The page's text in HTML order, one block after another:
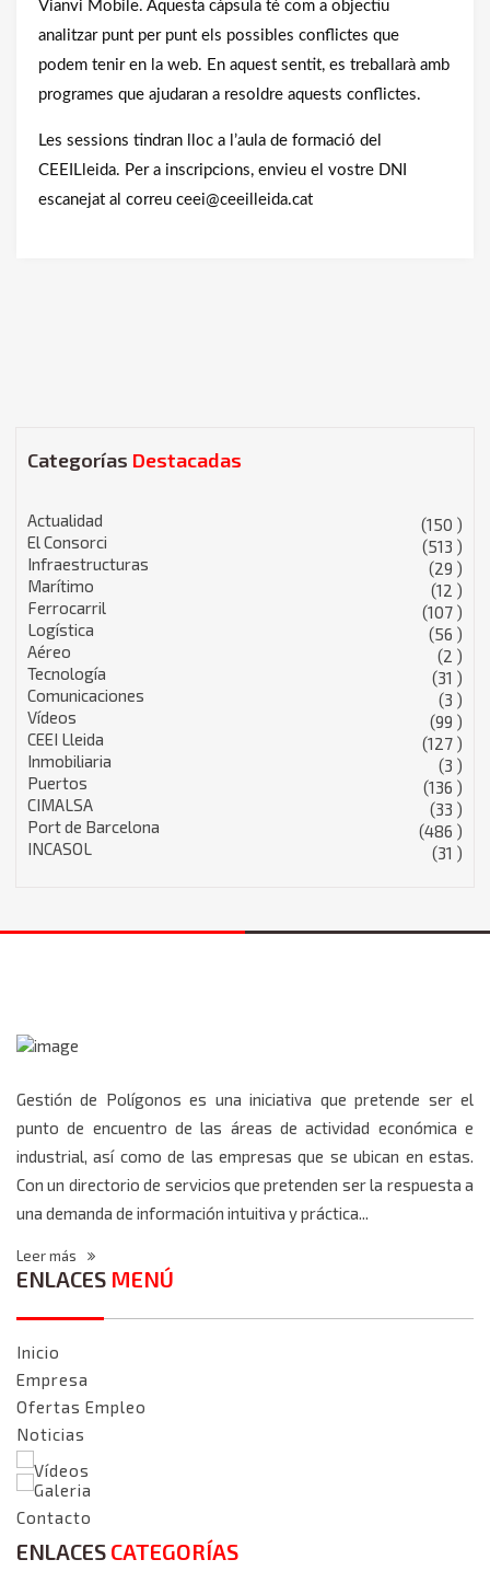
Vianvi Mobile. Aquesta càpsula té com a objectiu
analitzar punt per punt els possibles conflictes que
podem tenir en la web. En aquest sentit, es treballarà amb
programes que ajudaran a resoldre aquests conflictes.
Les sessions tindran lloc a l’aula de formació del
CEEILleida. Per a inscripcions, envieu el vostre DNI
escanejat al correu ceei@ceeilleida.cat
Categorías Destacadas
Actualidad
(150 )
El Consorci
(513 )
Infraestructuras
(29 )
Marítimo
(12 )
Ferrocarril
(107 )
Logística
(56 )
Aéreo
(2 )
Tecnología
(31 )
Comunicaciones
(3 )
Vídeos
(99 )
CEEI Lleida
(127 )
Inmobiliaria
(3 )
Puertos
(136 )
CIMALSA
(33 )
Port de Barcelona
(486 )
INCASOL
(31 )
Gestión de Polígonos es una iniciativa que pretende ser el
punto de encuentro de las áreas de actividad económica e
industrial, así como de las empresas que se ubican en estas.
Con un directorio de servicios que pretenden ser la respuesta a
una demanda de información intuitiva y práctica...
Leer más
ENLACES MENÚ
Inicio
Empresa
Ofertas Empleo
Noticias
Vídeos
Galeria
Contacto
ENLACES CATEGORÍAS